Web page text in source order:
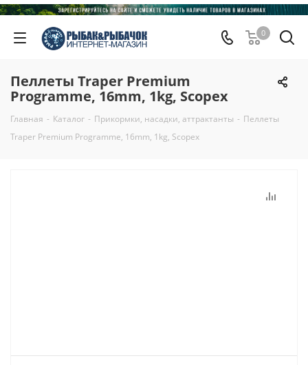
0
Пеллеты Traper Premium
Programme, 16mm, 1kg, Scopex
Главная - Каталог - Прикормки, насадки, аттрактанты - Пеллеты
Traper Premium Programme, 16mm, 1kg, Scopex